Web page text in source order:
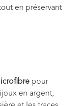
en préservant
pour
en argent,